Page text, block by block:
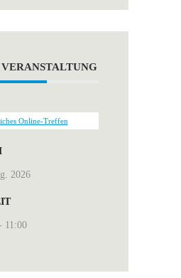
Online-Treffen
2026
11:00